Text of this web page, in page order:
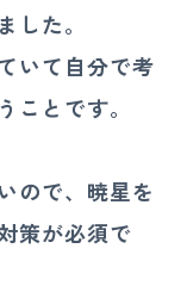
した。
いて自分で考
ことです。
ので、暁星を
策が必須で